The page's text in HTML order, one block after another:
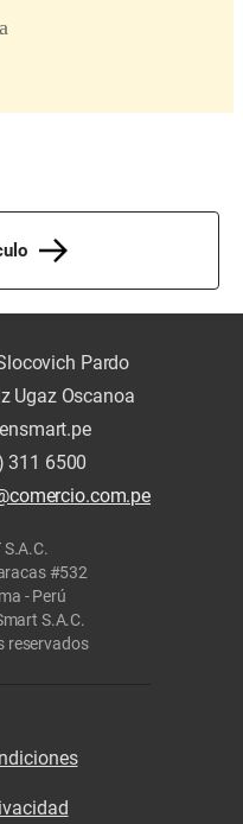
Pardo
Ugaz Oscanoa
311 6500
S.A.C.
#532
- Perú
S.A.C.
reservados